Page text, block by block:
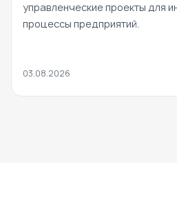
управленческие проекты для
процессы предприятий.
03.08.2026